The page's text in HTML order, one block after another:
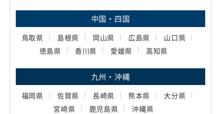
中国・四国
鳥取県 島根県 岡山県 広島県
山口県
徳島県
香川県 愛媛県 高知県
九州・沖縄
福岡県 佐賀県 長崎県 熊本県
大分県
宮崎県
鹿児島県 沖縄県